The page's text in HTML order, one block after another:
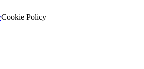
Cookie Policy